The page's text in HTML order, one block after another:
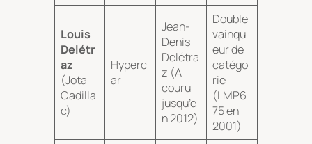
Louis
Delétr
az
(Jota
Cadilla
c)
Hyperc
ar
Jean-
Denis
Delétra
z (A
couru
jusqu’e
n 2012)
Double
vainqu
eur de
catégo
rie
(LMP6
75 en
2001)